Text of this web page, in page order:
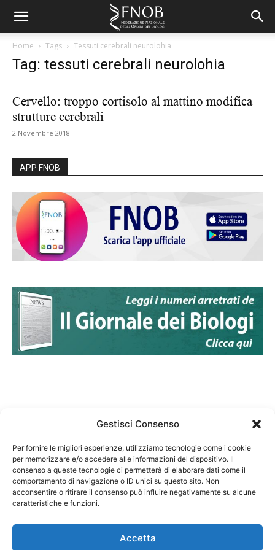
Gestisci Consenso
Per fornire le migliori esperienze, utilizziamo tecnologie come i cookie
per memorizzare e/o accedere alle informazioni del dispositivo. Il
consenso a queste tecnologie ci permetterà di elaborare dati come il
comportamento di navigazione o ID unici su questo sito. Non
acconsentire o ritirare il consenso può influire negativamente su alcune
caratteristiche e funzioni.
Accetta
Home Tags Tessuti cerebrali neurolohia
Tag: tessuti cerebrali neurolohia
Cervello: troppo cortisolo al mattino modifica
strutture cerebrali
2 Novembre 2018
APP FNOB
Federazione Nazionale Degli Ordini dei Biologi:
codice fiscale 80069130583
Responsabile sito internet www.fnob.it: Vincenzo